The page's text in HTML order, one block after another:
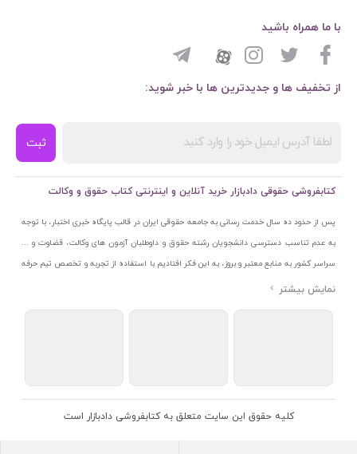
از تخفیف ها و جدیدترین ها با خبر شوید:
ثبت
با ما همراه باشید
کتابفروشی حقوقی دادبازار خرید آنلاین و اینترنتی کتاب حقوق و وکالت
پس از حدود ده سال خدمت رسانی به جامعه حقوقی ایران در قالب پایگاه خبری اختبار، با توجه
به عدم تناسب دسترسی دانشجویان رشته حقوق و داوطلبان آزمون های وکالت، قضاوت و ...
سراسر کشور به منابع معتبر و بروز، به این فکر افتادیم با استفاده از تجربه و تخصص تیم حرفه
ای اختبار خدمتی جدید به جامعه حقوقی ایران ارائه کنیم. به این منظور با راه اندازی و تجهیز
اتحادیه ناشران و کتابفروشان تهران به منظور ارائه مطمئن ترین خدمات مجموعه بسیار کامل و
معتبری از کتاب های حقوقی را به علاقمندان عرضه کرده ایم. علاوه بر این با بهره گیری از فناوری
کلیه حقوق این سایت متعلق به کتابفروشی دادبازار است